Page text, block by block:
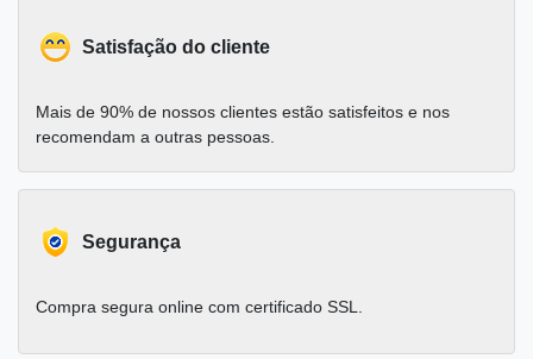
Satisfação do cliente
Mais de 90% de nossos clientes estão satisfeitos e nos
recomendam a outras pessoas.
Segurança
Compra segura online com certificado SSL.